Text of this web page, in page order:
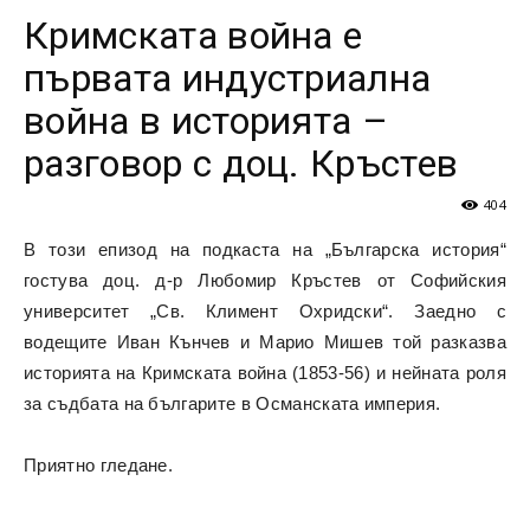
Кримската война е
първата индустриална
война в историята –
разговор с доц. Кръстев
404
В този епизод на подкаста на „Българска история“
гостува доц. д-р Любомир Кръстев от Софийския
университет „Св. Климент Охридски“. Заедно с
водещите Иван Кънчев и Марио Мишев той разказва
историята на Кримската война (1853-56) и нейната роля
за съдбата на българите в Османската империя.
Приятно гледане.